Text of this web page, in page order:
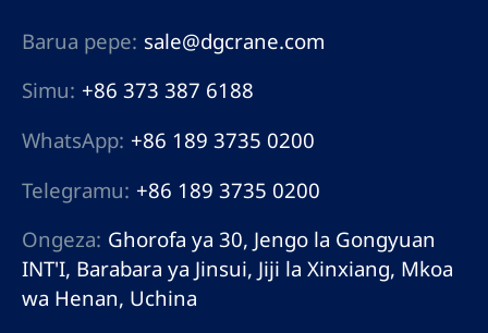
Barua pepe: sale@dgcrane.com
Simu: +86 373 387 6188
WhatsApp: +86 189 3735 0200
Telegramu: +86 189 3735 0200
Ongeza: Ghorofa ya 30, Jengo la Gongyuan
INT'I, Barabara ya Jinsui, Jiji la Xinxiang, Mkoa
wa Henan, Uchina